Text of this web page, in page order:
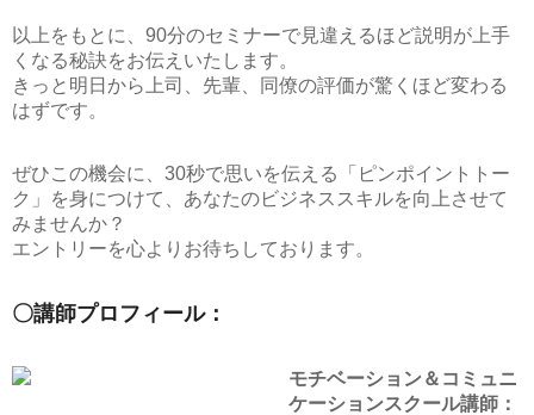
以上をもとに、90分のセミナーで見違えるほど説明が上手
くなる秘訣をお伝えいたします。
きっと明日から上司、先輩、同僚の評価が驚くほど変わる
はずです。
ぜひこの機会に、30秒で思いを伝える「ピンポイントトー
ク」を身につけて、あなたのビジネススキルを向上させて
みませんか？
エントリーを心よりお待ちしております。
〇講師プロフィール：
モチベーション＆コミュニ
ケーションスクール講師：